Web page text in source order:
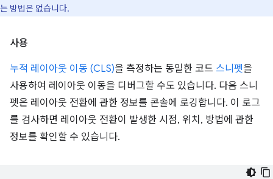
는 방법은 없습니다.
사용
누적 레이아웃 이동 (CLS)을 측정하는 동일한 코드 스니펫을
사용하여 레이아웃 이동을 디버그할 수도 있습니다. 다음 스니
펫은 레이아웃 전환에 관한 정보를 콘솔에 로깅합니다. 이 로그
를 검사하면 레이아웃 전환이 발생한 시점, 위치, 방법에 관한
정보를 확인할 수 있습니다.